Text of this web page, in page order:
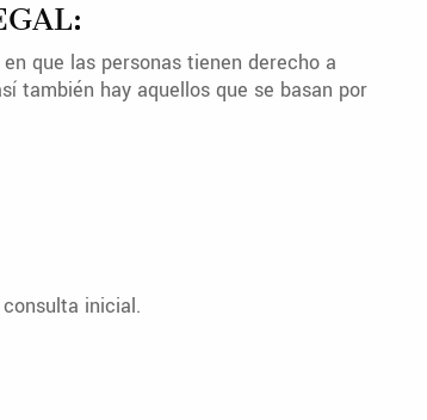
que las personas tienen derecho a
también hay aquellos que se basan por
inicial.